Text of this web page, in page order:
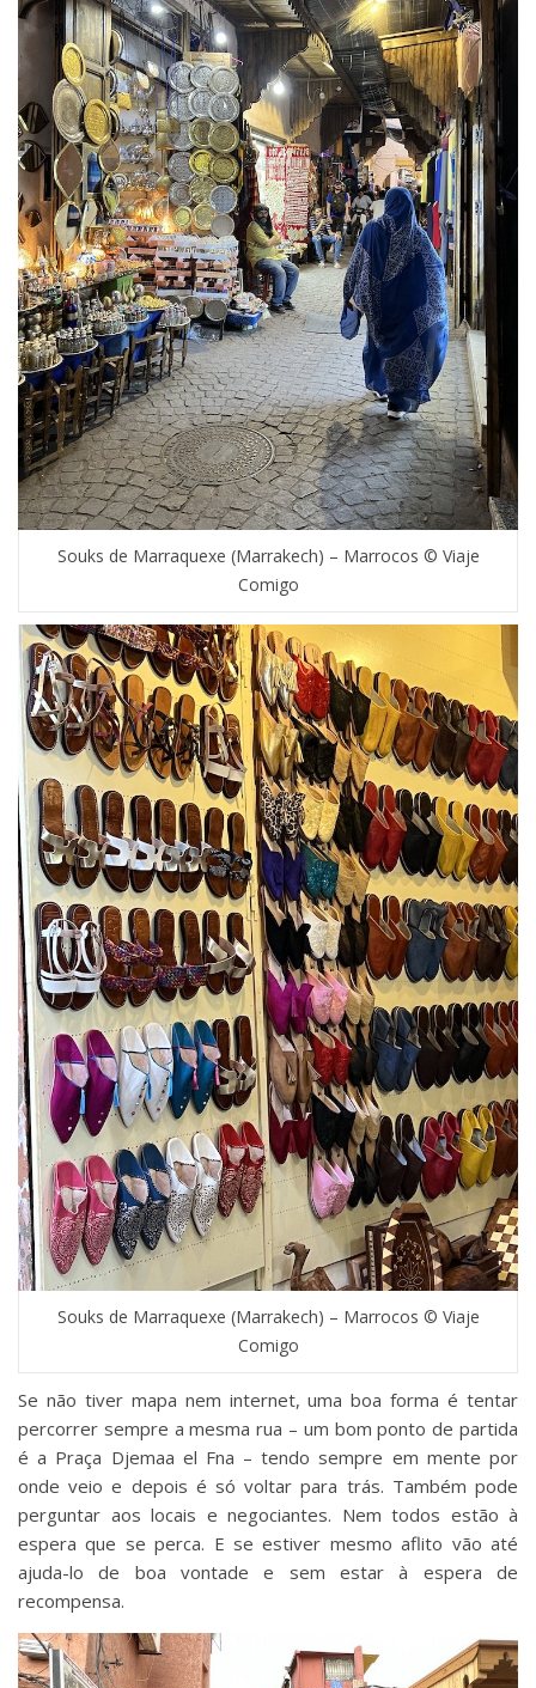
Souks de Marraquexe (Marrakech) – Marrocos © Viaje
Comigo
Souks de Marraquexe (Marrakech) – Marrocos © Viaje
Comigo
Se não tiver mapa nem internet, uma boa forma é tentar
percorrer sempre a mesma rua – um bom ponto de partida
é a Praça Djemaa el Fna – tendo sempre em mente por
onde veio e depois é só voltar para trás. Também pode
perguntar aos locais e negociantes. Nem todos estão à
espera que se perca. E se estiver mesmo aflito vão até
ajuda-lo de boa vontade e sem estar à espera de
recompensa.